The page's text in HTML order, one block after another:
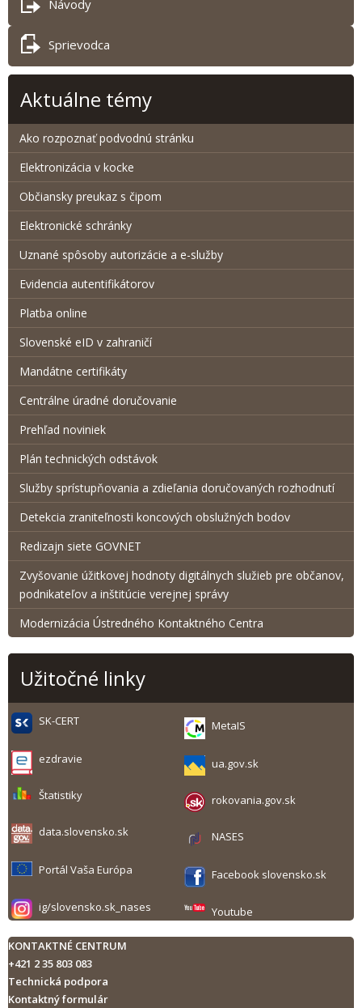
Návody
Sprievodca
Aktuálne témy
Ako rozpoznať podvodnú stránku
Elektronizácia v kocke
Občiansky preukaz s čipom
Elektronické schránky
Uznané spôsoby autorizácie a e-služby
Evidencia autentifikátorov
Platba online
Slovenské eID v zahraničí
Mandátne certifikáty
Centrálne úradné doručovanie
Prehľad noviniek
Plán technických odstávok
Služby sprístupňovania a zdieľania doručovaných rozhodnutí
Detekcia zraniteľnosti koncových obslužných bodov
Redizajn siete GOVNET
Zvyšovanie úžitkovej hodnoty digitálnych služieb pre občanov,
podnikateľov a inštitúcie verejnej správy
Modernizácia Ústredného Kontaktného Centra
Užitočné linky
SK-CERT MetaIS
ezdravie ua.gov.sk
Štatistiky rokovania.gov.sk
data.slovensko.sk NASES
Portál Vaša Európa Facebook slovensko.sk
ig/slovensko.sk_nases Youtube
KONTAKTNÉ CENTRUM
+421 2 35 803 083
Technická podpora
Kontaktný formulár